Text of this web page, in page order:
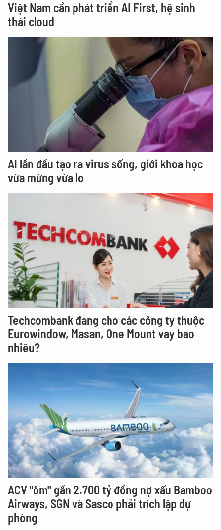
Việt Nam cần phát triển AI First, hệ sinh
thái cloud
AI lần đầu tạo ra virus sống, giới khoa học
vừa mừng vừa lo
Techcombank đang cho các công ty thuộc
Eurowindow, Masan, One Mount vay bao
nhiêu?
ACV "ôm" gần 2.700 tỷ đồng nợ xấu Bamboo
Airways, SGN và Sasco phải trích lập dự
phòng